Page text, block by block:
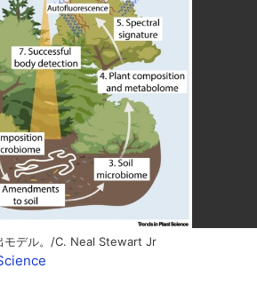
モデル。/C. Neal Stewart Jr